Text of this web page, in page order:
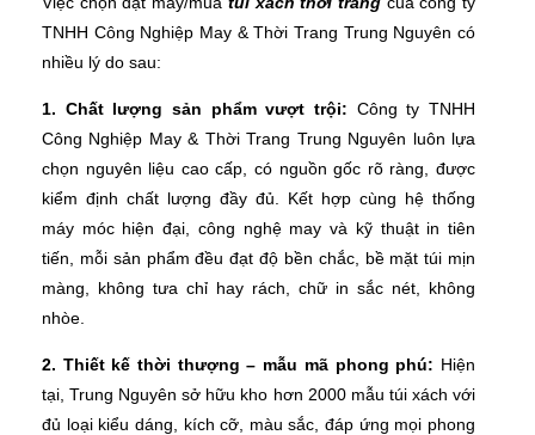
TNHH Công Nghiệp May & Thời Trang Trung Nguyên có
nhiều lý do sau:
1. Chất lượng sản phẩm vượt trội: Công ty TNHH
Công Nghiệp May & Thời Trang Trung Nguyên luôn lựa
chọn nguyên liệu cao cấp, có nguồn gốc rõ ràng, được
kiểm định chất lượng đầy đủ. Kết hợp cùng hệ thống
máy móc hiện đại, công nghệ may và kỹ thuật in tiên
tiến, mỗi sản phẩm đều đạt độ bền chắc, bề mặt túi mịn
màng, không tưa chỉ hay rách, chữ in sắc nét, không
nhòe.
2. Thiết kế thời thượng – mẫu mã phong phú: Hiện
tại, Trung Nguyên sở hữu kho hơn 2000 mẫu túi xách với
đủ loại kiểu dáng, kích cỡ, màu sắc, đáp ứng mọi phong